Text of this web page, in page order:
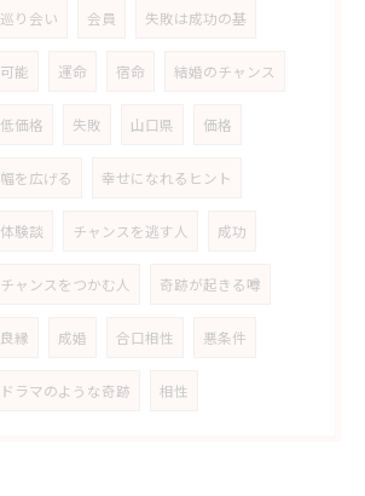
巡り会い 会員 失敗は成功の基
可能 運命 宿命 結婚のチャンス
低価格 失敗 山口県 価格
幅を広げる 幸せになれるヒント
体験談 チャンスを逃す人 成功
チャンスをつかむ人 奇跡が起きる噂
良縁 成婚 合口相性 悪条件
ドラマのような奇跡 相性